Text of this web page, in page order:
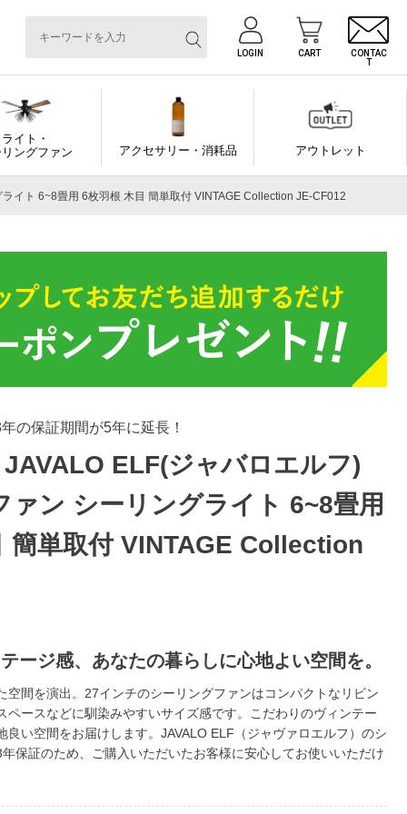
LOGIN CART
CONTAC
T
ライト・
ングファン
アクセサリー・消耗品 アウトレット
イト 6~8畳用 6枚羽根 木目 簡単取付 VINTAGE Collection JE-CF012
の保証期間が5年に延長！
ELF(ジャバロエルフ)
ァン シーリングライト 6~8畳用
簡単取付 VINTAGE Collection
ージ感、あなたの暮らしに心地よい空間を。
空間を演出。27インチのシーリングファンはコンパクトなリビン
ペースなどに馴染みやすいサイズ感です。こだわりのヴィンテー
良い空間をお届けします。JAVALO ELF（ジャヴァロエルフ）のシ
保証のため、ご購入いただいたお客様に安心してお使いいただけ